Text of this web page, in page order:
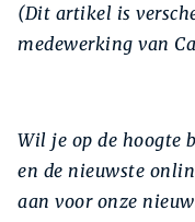
(Dit artikel is
medewerking van
Wil je op de hoogte
en de nieuwste
aan voor onze